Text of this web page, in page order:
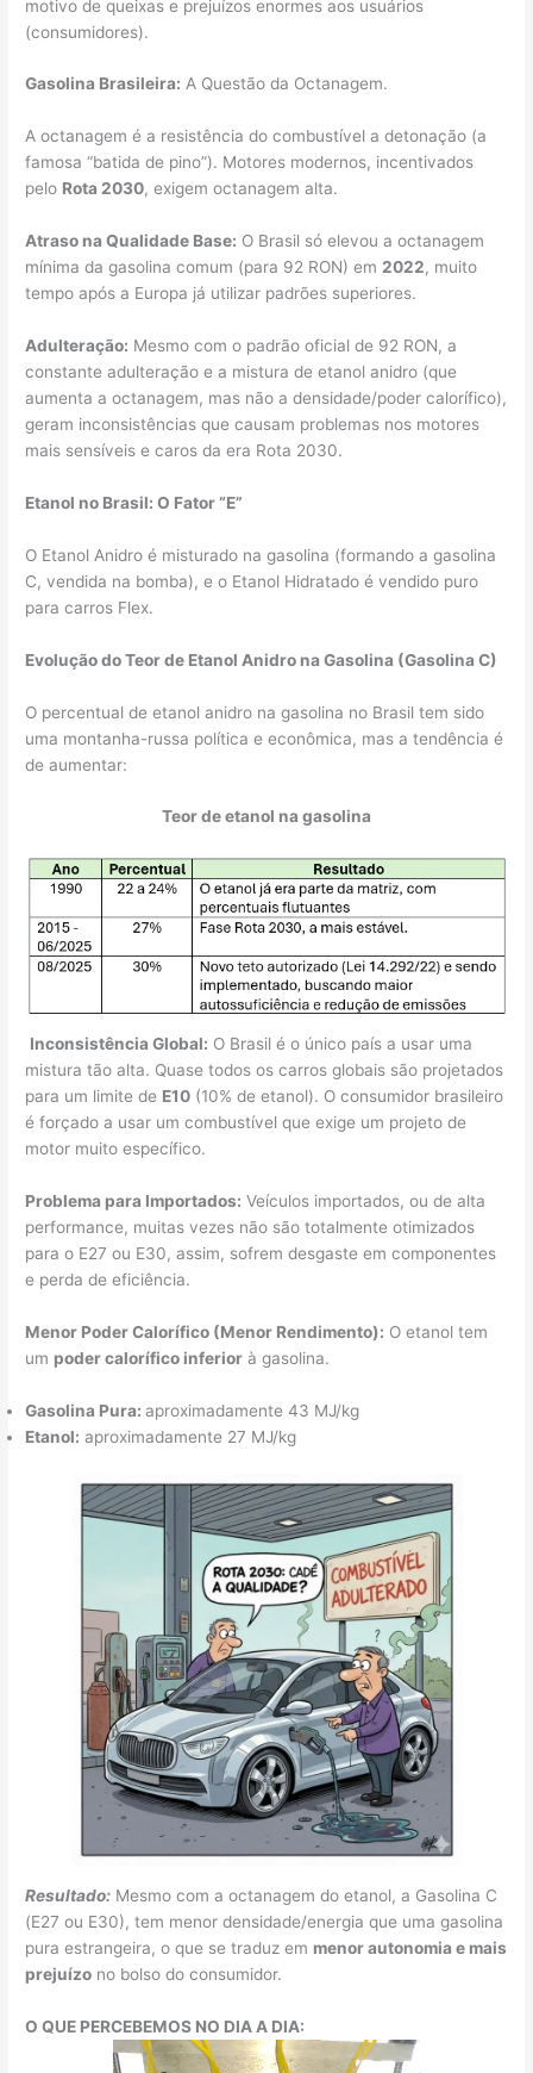
motivo de queixas e prejuízos enormes aos usuários
(consumidores).
Gasolina Brasileira: A Questão da Octanagem.
A octanagem é a resistência do combustível a detonação (a
famosa “batida de pino”). Motores modernos, incentivados
pelo Rota 2030, exigem octanagem alta.
Atraso na Qualidade Base: O Brasil só elevou a octanagem
mínima da gasolina comum (para 92 RON) em 2022, muito
tempo após a Europa já utilizar padrões superiores.
Adulteração: Mesmo com o padrão oficial de 92 RON, a
constante adulteração e a mistura de etanol anidro (que
aumenta a octanagem, mas não a densidade/poder calorífico),
geram inconsistências que causam problemas nos motores
mais sensíveis e caros da era Rota 2030.
Etanol no Brasil: O Fator “E”
O Etanol Anidro é misturado na gasolina (formando a gasolina
C, vendida na bomba), e o Etanol Hidratado é vendido puro
para carros Flex.
Evolução do Teor de Etanol Anidro na Gasolina (Gasolina C)
O percentual de etanol anidro na gasolina no Brasil tem sido
uma montanha-russa política e econômica, mas a tendência é
de aumentar:
Teor de etanol na gasolina
Inconsistência Global: O Brasil é o único país a usar uma
mistura tão alta. Quase todos os carros globais são projetados
para um limite de E10 (10% de etanol). O consumidor brasileiro
é forçado a usar um combustível que exige um projeto de
motor muito específico.
Problema para Importados: Veículos importados, ou de alta
performance, muitas vezes não são totalmente otimizados
para o E27 ou E30, assim, sofrem desgaste em componentes
e perda de eficiência.
Menor Poder Calorífico (Menor Rendimento): O etanol tem
um poder calorífico inferior à gasolina.
Gasolina Pura:aproximadamente 43 MJ/kg
Etanol: aproximadamente 27 MJ/kg
Resultado: Mesmo com a octanagem do etanol, a Gasolina C
(E27 ou E30), tem menor densidade/energia que uma gasolina
pura estrangeira, o que se traduz em menor autonomia e mais
prejuízo no bolso do consumidor.
O QUE PERCEBEMOS NO DIA A DIA: